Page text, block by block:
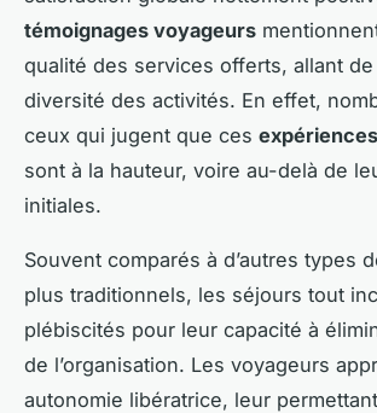
témoignages voyageurs
qualité des services offerts, allant de
diversité des activités. En effet,
ceux qui jugent que ces
sont à la hauteur, voire au-delà de
initiales.
Souvent comparés à d’autres types
plus traditionnels, les séjours tout
plébiscités pour leur capacité à
de l’organisation. Les voyageurs
autonomie libératrice, leur